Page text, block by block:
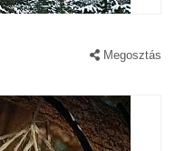
Megosztás